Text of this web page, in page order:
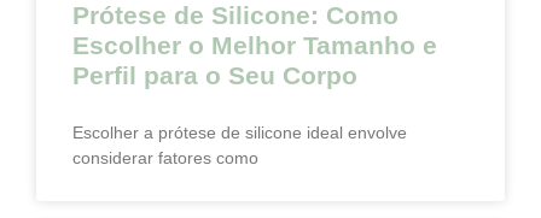
Prótese de Silicone: Como
Escolher o Melhor Tamanho e
Perfil para o Seu Corpo
Escolher a prótese de silicone ideal envolve
considerar fatores como